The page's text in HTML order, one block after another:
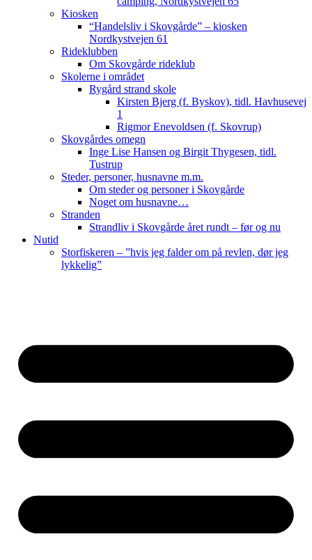
Kiosken
“Handelsliv i Skovgårde” – kiosken
Nordkystvejen 61
Rideklubben
Om Skovgårde rideklub
Skolerne i området
Rygård strand skole
Kirsten Bjerg (f. Byskov), tidl. Havhusevej
1
Rigmor Enevoldsen (f. Skovrup)
Skovgårdes omegn
Inge Lise Hansen og Birgit Thygesen, tidl.
Tustrup
Steder, personer, husnavne m.m.
Om steder og personer i Skovgårde
Noget om husnavne…
Stranden
Strandliv i Skovgårde året rundt – før og nu
Nutid
Storfiskeren – ”hvis jeg falder om på revlen, dør jeg
lykkelig”